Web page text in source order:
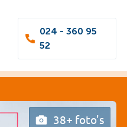
024 - 360 95
52
38+ foto's